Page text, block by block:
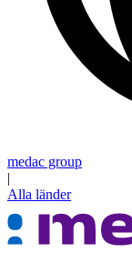
medac group
|
Alla länder